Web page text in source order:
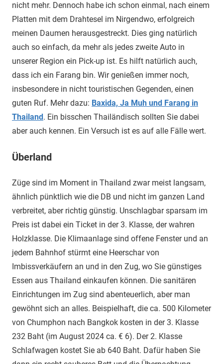
nicht mehr. Dennoch habe ich schon einmal, nach einem
Platten mit dem Drahtesel im Nirgendwo, erfolgreich
meinen Daumen herausgestreckt. Dies ging natürlich
auch so einfach, da mehr als jedes zweite Auto in
unserer Region ein Pick-up ist. Es hilft natürlich auch,
dass ich ein Farang bin. Wir genießen immer noch,
insbesondere in nicht touristischen Gegenden, einen
guten Ruf. Mehr dazu: Baxida, Ja Muh und Farang in
Thailand . Ein bisschen Thailändisch sollten Sie dabei
aber auch kennen. Ein Versuch ist es auf alle Fälle wert.
Überland
Züge sind im Moment in Thailand zwar meist langsam,
ähnlich pünktlich wie die DB und nicht im ganzen Land
verbreitet, aber richtig günstig. Unschlagbar sparsam im
Preis ist dabei ein Ticket in der 3. Klasse, der wahren
Holzklasse. Die Klimaanlage sind offene Fenster und an
jedem Bahnhof stürmt eine Heerschar von
Imbissverkäufern an und in den Zug, wo Sie günstiges
Essen aus Thailand einkaufen können. Die sanitären
Einrichtungen im Zug sind abenteuerlich, aber man
gewöhnt sich an alles. Beispielhaft, die ca. 500 Kilometer
von Chumphon nach Bangkok kosten in der 3. Klasse
232 Baht (im August 2024 ca. € 6). Der 2. Klasse
Schlafwagen kostet Sie ab 640 Baht. Dafür haben Sie